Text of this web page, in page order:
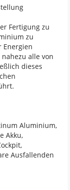
Fertigung zu
zu
Energien
alle von
dieses
Aluminium,
Akku,
Ausfallenden